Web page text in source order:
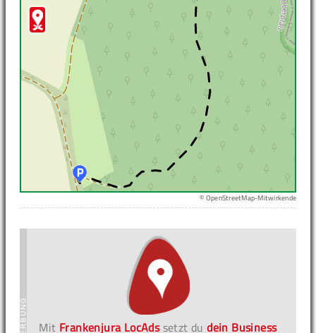
© OpenStreetMap-Mitwirkende
Mit Frankenjura LocAdssetzt dudein Business